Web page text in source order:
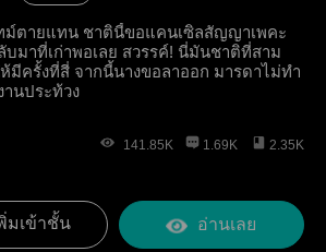
ม์ตายแทน ชาตินี้ขอแคนเซิลสัญญาเพคะ
มาที่เก่าพอเลย สวรรค์! นี่มันชาติที่สาม
มีครั้งที่สี่ จากนี้นางขอลาออก มารดาไม่ทำ
นประท้วง
141.85K 1.69K 2.35K
มเข้าชั้น อ่านเลย